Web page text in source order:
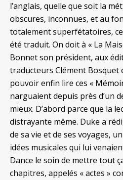
l’anglais, quelle que soit la
obscures, inconnues, et au
totalement superfétatoires, ce
été traduit. On doit à « La
Bonnet son président, aux
traducteurs Clément Bosquet
pouvoir enfin lire ces «
narguaient depuis près d’un
mieux. D’abord parce que la
distrayante même. Duke a
de sa vie et de ses voyages,
idées musicales qui lui
Dance le soin de mettre tout
chapitres, appelés « actes »